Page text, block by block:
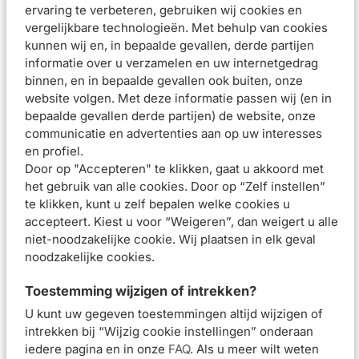
ervaring te verbeteren, gebruiken wij cookies en
vergelijkbare technologieën. Met behulp van cookies
kunnen wij en, in bepaalde gevallen, derde partijen
informatie over u verzamelen en uw internetgedrag
binnen, en in bepaalde gevallen ook buiten, onze
website volgen. Met deze informatie passen wij (en in
bepaalde gevallen derde partijen) de website, onze
communicatie en advertenties aan op uw interesses
en profiel.
Door op "Accepteren" te klikken, gaat u akkoord met
het gebruik van alle cookies. Door op “Zelf instellen”
te klikken, kunt u zelf bepalen welke cookies u
accepteert. Kiest u voor “Weigeren”, dan weigert u alle
niet-noodzakelijke cookie. Wij plaatsen in elk geval
noodzakelijke cookies.
Toestemming wijzigen of intrekken?
U kunt uw gegeven toestemmingen altijd wijzigen of
intrekken bij “Wijzig cookie instellingen” onderaan
iedere pagina en in onze FAQ. Als u meer wilt weten
glutaminezuur
Gebruiksadvies
Breng het product met een wattenschijfje aan op het
gezicht en rondom de ogen. Niet afspoelen. Verstuif daarna
wat Thermaal Water van Avène in het gezicht voor een
verzachtend effect.
Samenstelling
Beoordelingen (2)
Aanbevolen artikelen voor Avène Cleanance
Micellair Water 400ml
Avène Cleanance
Reinigingscrème
200ml
Puistjescrème 40ml